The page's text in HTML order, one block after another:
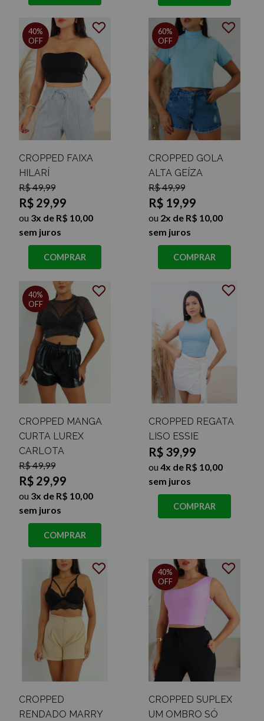
CROPPED FAIXA
HILARÍ
R$ 49,99
R$ 29,99
ou 3x de R$ 10,00
sem juros
40%
OFF
COMPRAR
CROPPED GOLA
ALTA GEÍZA
R$ 49,99
R$ 19,99
ou 2x de R$ 10,00
sem juros
60%
OFF
COMPRAR
CROPPED MANGA
CURTA LUREX
CARLOTA
R$ 49,99
R$ 29,99
ou 3x de R$ 10,00
sem juros
40%
OFF
COMPRAR
CROPPED REGATA
LISO ESSIE
R$ 39,99
ou 4x de R$ 10,00
sem juros
COMPRAR
CROPPED
RENDADO MARRY
CROPPED SUPLEX
UM OMBRO SÓ
40%
OFF